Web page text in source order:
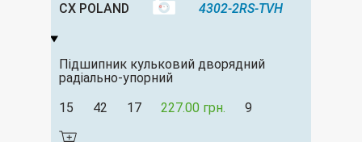
CX POLAND 4302-2RS-TVH
Підшипник кульковий дворядний
радіально-упорний
15
42 17 227.00 грн. 9